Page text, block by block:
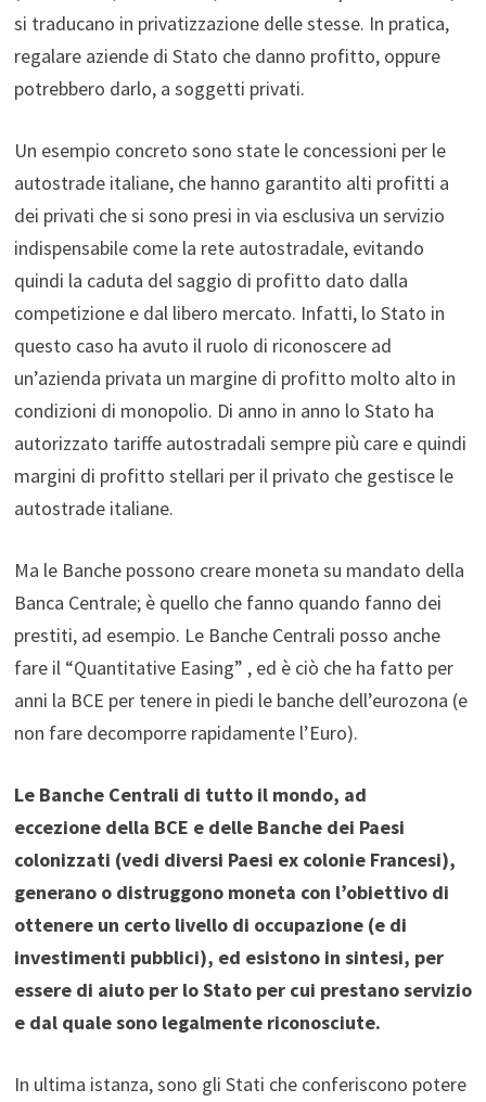
si traducano in privatizzazione delle stesse. In pratica,
regalare aziende di Stato che danno profitto, oppure
potrebbero darlo, a soggetti privati.
Un esempio concreto sono state le concessioni per le
autostrade italiane, che hanno garantito alti profitti a
dei privati che si sono presi in via esclusiva un servizio
indispensabile come la rete autostradale, evitando
quindi la caduta del saggio di profitto dato dalla
competizione e dal libero mercato. Infatti, lo Stato in
questo caso ha avuto il ruolo di riconoscere ad
un’azienda privata un margine di profitto molto alto in
condizioni di monopolio. Di anno in anno lo Stato ha
autorizzato tariffe autostradali sempre più care e quindi
margini di profitto stellari per il privato che gestisce le
autostrade italiane.
Ma le Banche possono creare moneta su mandato della
Banca Centrale; è quello che fanno quando fanno dei
prestiti, ad esempio. Le Banche Centrali posso anche
fare il “Quantitative Easing” , ed è ciò che ha fatto per
anni la BCE per tenere in piedi le banche dell’eurozona (e
non fare decomporre rapidamente l’Euro).
Le Banche Centrali di tutto il mondo, ad
eccezione della BCE e delle Banche dei Paesi
colonizzati (vedi diversi Paesi ex colonie Francesi),
generano o distruggono moneta con l’obiettivo di
ottenere un certo livello di occupazione (e di
investimenti pubblici), ed esistono in sintesi, per
essere di aiuto per lo Stato per cui prestano servizio
e dal quale sono legalmente riconosciute.
In ultima istanza, sono gli Stati che conferiscono potere